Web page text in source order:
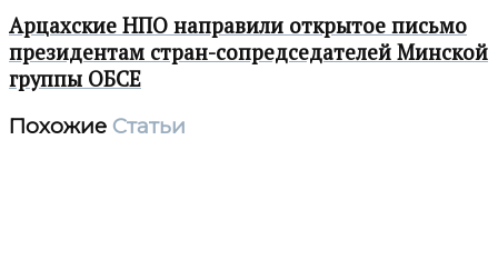
Арцахские НПО направили открытое письмо
президентам стран-сопредседателей Минской
группы ОБСЕ
Похожие Статьи